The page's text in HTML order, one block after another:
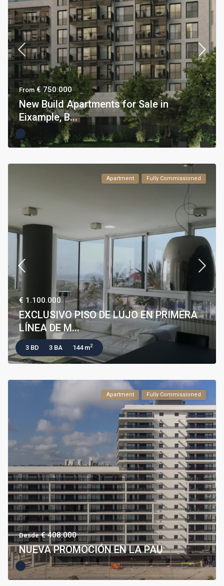
From € 750.000
New Build Apartments for Sale in
Eixample, B...
Apartment Fully Commissioned
€ 1.100.000
EXCLUSIVO PISO DE LUJO EN PRIMERA
LÍNEA DE M...
3 BD 3 BA 144 m2
Apartment Fully Commissioned
Desde€ 408.000
NUEVA PROMOCIÓN EN LA PAU